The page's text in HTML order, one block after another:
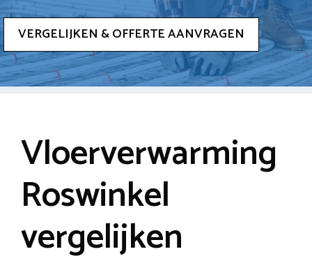
VERGELIJKEN & OFFERTE AANVRAGEN
Vloerverwarming
Roswinkel
vergelijken